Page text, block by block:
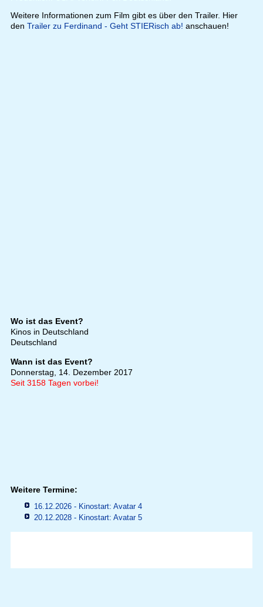
Weitere Informationen zum Film gibt es über den Trailer. Hier
den Trailer zu Ferdinand - Geht STIERisch ab! anschauen!
Wo ist das Event?
Kinos in Deutschland
Deutschland
Wann ist das Event?
Donnerstag, 14. Dezember 2017
Seit 3158 Tagen vorbei!
Weitere Termine:
16.12.2026 - Kinostart: Avatar 4
20.12.2028 - Kinostart: Avatar 5